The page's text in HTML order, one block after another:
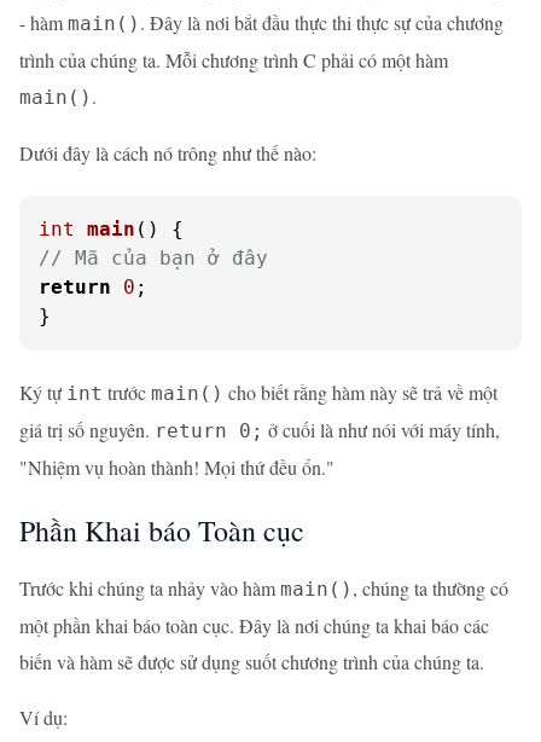
- hàm main() . Đây là nơi bắt đầu thực thi thực sự của chương
trình của chúng ta. Mỗi chương trình C phải có một hàm
main() .
Dưới đây là cách nó trông như thế nào:
int main ()
// Mã của bạn ở đây
return
0 ;
}
Ký tự int trước main() cho biết rằng hàm này sẽ trả về một
giá trị số nguyên. return 0; ở cuối là như nói với máy tính,
"Nhiệm vụ hoàn thành! Mọi thứ đều ổn."
Phần Khai báo Toàn cục
Trước khi chúng ta nhảy vào hàm main() , chúng ta thường có
một phần khai báo toàn cục. Đây là nơi chúng ta khai báo các
biến và hàm sẽ được sử dụng suốt chương trình của chúng ta.
Ví dụ: